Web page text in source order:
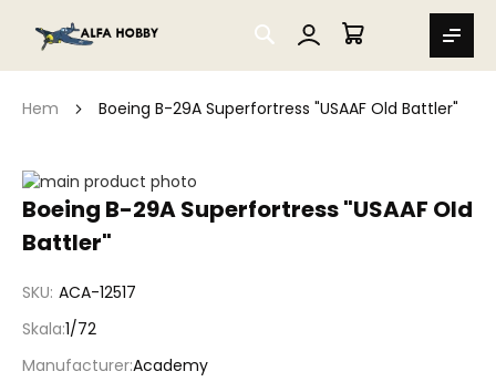
SEARCH
MIN VARUKORG
Hem Boeing B-29A Superfortress "USAAF Old Battler"
Boeing B-29A Superfortress "USAAF Old
Battler"
SKU ACA-12517
Skala 1/72
ManufacturerAcademy
Hoppa
till
av
Hoppa
början
bildgalleriet